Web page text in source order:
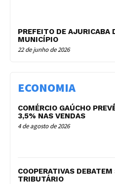
PREFEITO DE AJURICABA
MUNICÍPIO
22 de junho de 2026
ECONOMIA
COMÉRCIO GAÚCHO
3,5% NAS VENDAS
4 de agosto de 2026
COOPERATIVAS
TRIBUTÁRIO